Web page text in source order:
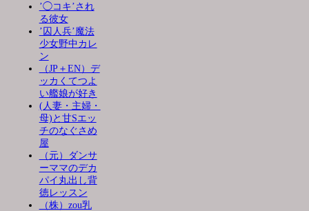
’◯コキ’され
る彼女
’囚人兵’魔法
少女野中カレ
ン
（JP＋EN）デ
ッカくてつよ
い艦娘が好き
(人妻・主婦・
母)と甘Sエッ
チのなぐさめ
屋
（元）ダンサ
ーママのデカ
パイ丸出し背
徳レッスン
（株）zou乳